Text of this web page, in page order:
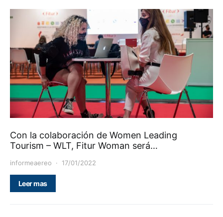
Con la colaboración de Women Leading
Tourism – WLT, Fitur Woman será…
informeaereo 17/01/2022
Leer mas